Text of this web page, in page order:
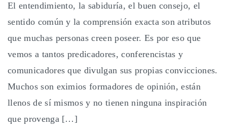
El entendimiento, la sabiduría, el buen consejo, el
sentido común y la comprensión exacta son atributos
que muchas personas creen poseer. Es por eso que
vemos a tantos predicadores, conferencistas y
comunicadores que divulgan sus propias convicciones.
Muchos son eximios formadores de opinión, están
llenos de sí mismos y no tienen ninguna inspiración
que provenga […]